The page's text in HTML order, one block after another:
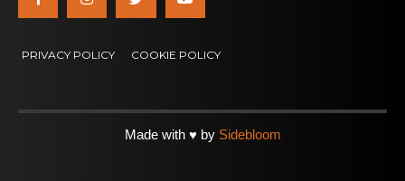
PRIVACY POLICY COOKIE POLICY
Made with ♥ by Sidebloom